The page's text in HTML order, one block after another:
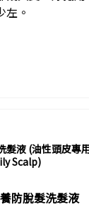
左。
髮液 (油性頭皮專
Scalp)
防脫髮洗髮液